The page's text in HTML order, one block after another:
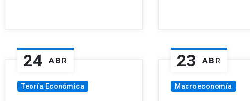
24 ABR
Teoría Económica
23 ABR
Macroeconomía